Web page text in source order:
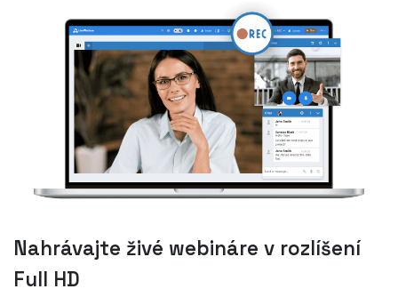
Nahrávajte živé webináre v rozlíšení
Full HD